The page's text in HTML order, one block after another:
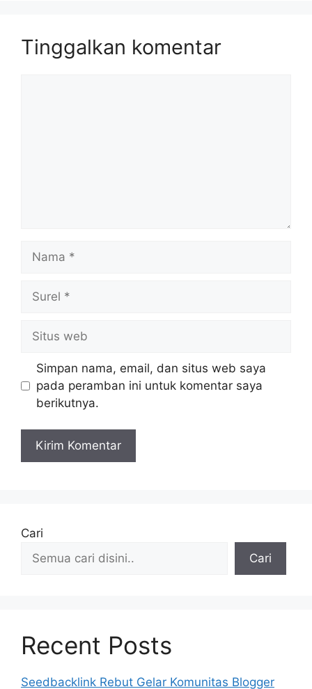
Tinggalkan komentar
web
Simpan nama, email, dan situs web saya
pada peramban ini untuk komentar saya
berikutnya.
Cari
Cari
Recent Posts
Seedbacklink Rebut Gelar Komunitas Blogger